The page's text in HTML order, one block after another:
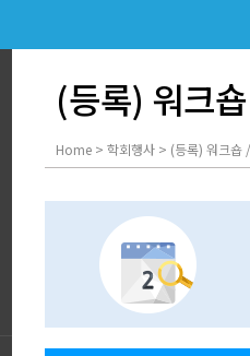
(등록) 워크
Home > 학회행사 > (등록) 워크숍